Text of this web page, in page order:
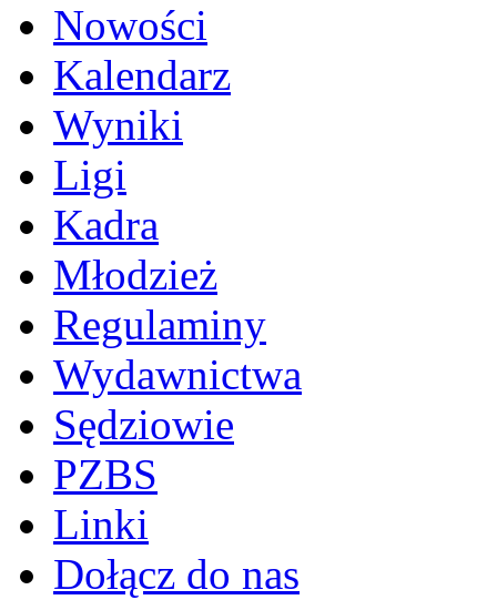
Nowości
Kalendarz
Wyniki
Ligi
Kadra
Młodzież
Regulaminy
Wydawnictwa
Sędziowie
PZBS
Linki
Dołącz do nas